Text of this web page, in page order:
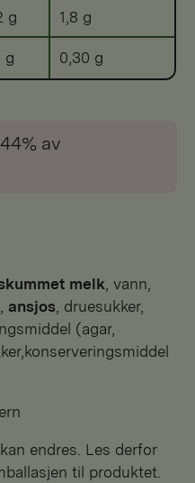
g 1,8 g
g 0,30 g
av
melk, vann,
ansjos, druesukker,
(agar,
endres. Les derfor
til produktet.